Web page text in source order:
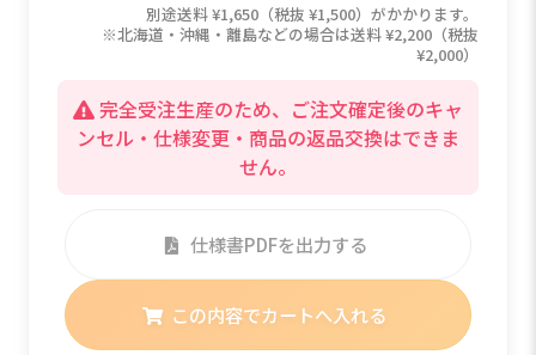
別途送料 ¥1,650（税抜 ¥1,500）がかかります。
※北海道・沖縄・離島などの場合は送料 ¥2,200（税抜
¥2,000）
完全受注生産のため、ご注文確定後のキャ
ンセル・仕様変更・商品の返品交換はできま
せん。
仕様書PDFを出力する
この内容でカートへ入れる